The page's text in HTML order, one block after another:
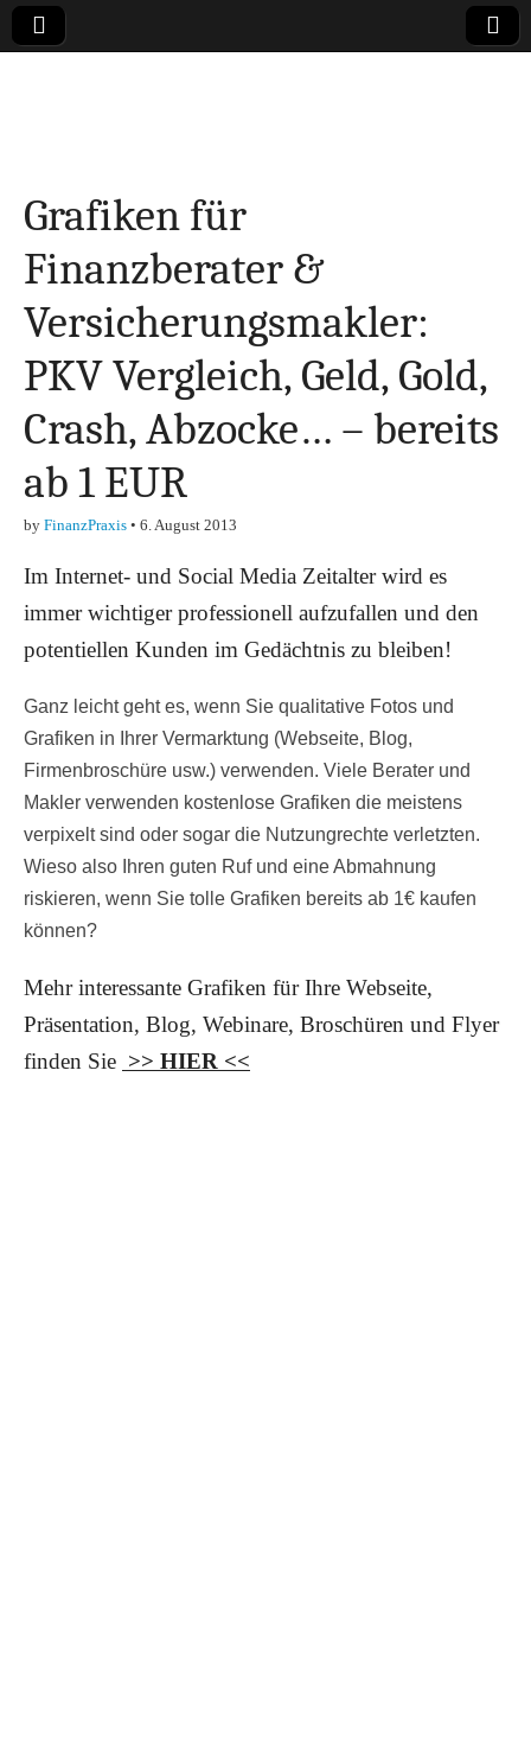
Finanzen,
Marketing-, Vertrieb-
& Investment-Tipps
Grafiken für
Finanzberater &
Versicherungsmakler:
PKV Vergleich, Geld, Gold,
Crash, Abzocke… – bereits
ab 1 EUR
by FinanzPraxis • 6. August 2013
Im Internet- und Social Media Zeitalter wird es
immer wichtiger professionell aufzufallen und den
potentiellen Kunden im Gedächtnis zu bleiben!
Ganz leicht geht es, wenn Sie qualitative Fotos und
Grafiken in Ihrer Vermarktung (Webseite, Blog,
Firmenbroschüre usw.) verwenden. Viele Berater und
Makler verwenden kostenlose Grafiken die meistens
verpixelt sind oder sogar die Nutzungrechte verletzten.
Wieso also Ihren guten Ruf und eine Abmahnung
riskieren, wenn Sie tolle Grafiken bereits ab 1€ kaufen
können?
Mehr interessante Grafiken für Ihre Webseite,
Präsentation, Blog, Webinare, Broschüren und Flyer
finden Sie >> HIER <<